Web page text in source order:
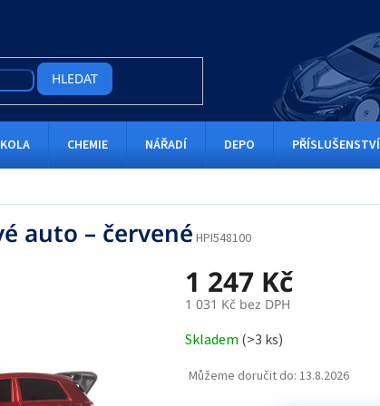
HLEDAT
KOLA CHEMIE NÁŘADÍ DEPO PŘÍSLUŠENSTVÍ
auto – červenéHPI548100
1 247 Kč
1 031 Kč bez DPH
cena:
Skladem (>3 ks)
Můžeme doručit do: 13.8.2026